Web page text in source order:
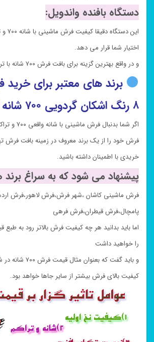
دستگاه بافنده واندویل:
اختیار شما قرار می دهد.
و در واقع بهترین گزینه برای بافت فرش ۷۰۰ شانه با تراکم ۲۵۵۰ می باشد.
برند های معتبر برای
۸ رنگ اشکان گردویی ۷۰۰ شانه کاشان:
فرش خود را از یک برند معروف در زمینه بافت فرش
خریدی با اطمینان داشته باشید.
پیشنهاد می شود که به سراغ برند
فرش ماشینی کاشان ،شهر فرش،فرش لاهور،فرش
پامچال،فرش قیطران،فرش فرهی
اما باید بدانید هر چه کیفیت فرش بالاتر رود به طبع
را خواهید داشت
و باید گفت که بعنوان
کیفیت بالای فرش بیشتر از سایر جاها خواهد بود.